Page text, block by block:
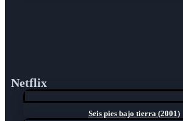
Netflix
Seis pies bajo tierra (2001)